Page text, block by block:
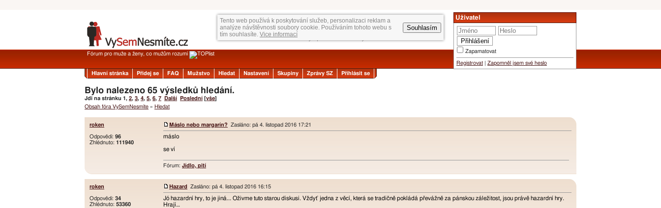
Tento web používá k poskytování služeb, personalizaci reklam a
analýze návštěvnosti soubory cookie. Používáním tohoto webu s
tím souhlasíte. Vice informací
Souhlasím
Uživatel
Zapamatovat
Registrovat Zapomněl jsem své heslo
Fórum pro muže a ženy, co mužům rozumí
Hlavní stránka Přidej se FAQ Mužstvo Hledat Nastavení Skupiny Zprávy SZ Přihlásit se
Bylo nalezeno 65 výsledků hledání.
Jdi na stránku 1, 2, 3, 4, 5, 6, 7 Další Poslední [vše]
Obsah fóra VySemNesmíte » Hledat
roken
Odpovědi: 96
Zhlédnuto: 111940
Máslo nebo margarín? Zasláno: pá 4. listopad 2016 17:21
máslo
se ví
Fórum: Jídlo, pití
roken
Odpovědi: 34
Zhlédnuto: 53360
Hazard Zasláno: pá 4. listopad 2016 16:15
Jó hazardní hry, to je jiná... Oživme tuto starou diskusi. Vždyť jedna z věcí, která se tradičně pokládá převážně za pánskou záležitost, jsou právě hazardní hry.
Hrají…